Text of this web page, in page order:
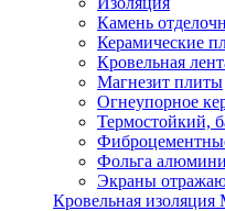
Камень
Керамические
Кровельная
Магнезит плиты
Огнеупорное
Термостойкий,
Фольга
Экраны
Кровельная